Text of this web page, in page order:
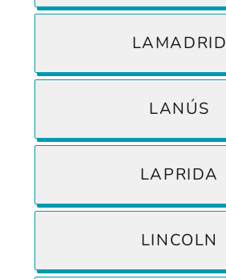
LAMADRID
LANÚS
LAPRIDA
LINCOLN